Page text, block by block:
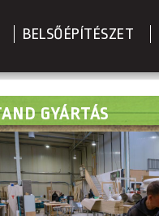
BELSŐÉPÍTÉSZET
GYÁRTÁS